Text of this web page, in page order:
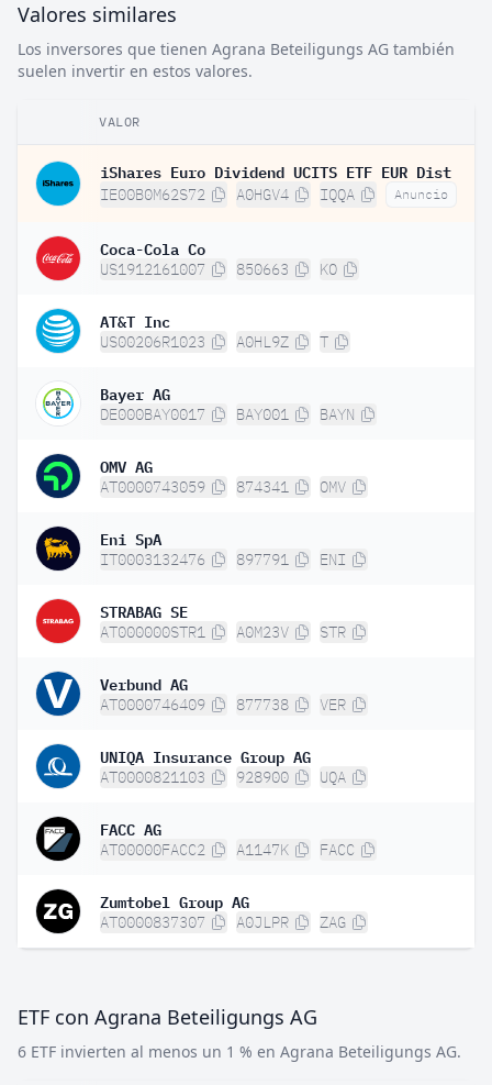
Valores similares
Los inversores que tienen Agrana Beteiligungs AG también
suelen invertir en estos valores.
VALOR
iShares Euro Dividend UCITS ETF EUR Dist
IE00B0M62S72 A0HGV4 IQQA Anuncio
Coca-Cola Co
US1912161007 850663 KO
AT&T Inc
US00206R1023 A0HL9Z T
Bayer AG
DE000BAY0017 BAY001 BAYN
OMV AG
AT0000743059 874341 OMV
Eni SpA
IT0003132476 897791 ENI
STRABAG SE
AT000000STR1 A0M23V STR
Verbund AG
AT0000746409 877738 VER
UNIQA Insurance Group AG
AT0000821103 928900 UQA
FACC AG
AT00000FACC2 A1147K FACC
Zumtobel Group AG
AT0000837307 A0JLPR ZAG
ETF con Agrana Beteiligungs AG
6 ETF invierten al menos un 1 % en Agrana Beteiligungs AG.